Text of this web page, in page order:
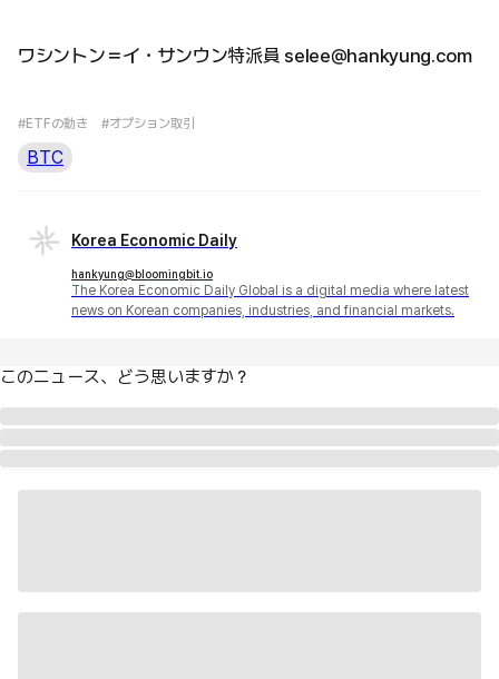
ワシントン＝イ・サンウン特派員 selee@hankyung.com
#ETFの動き #オプション取引
BTC
Korea Economic Daily
hankyung@bloomingbit.io
The Korea Economic Daily Global is a digital media where latest
news on Korean companies, industries, and financial markets.
このニュース、どう思いますか？